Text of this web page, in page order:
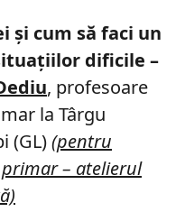
şi cum să faci un
dificile –
, profesoare
la Târgu
(GL)(pentru
– atelierul